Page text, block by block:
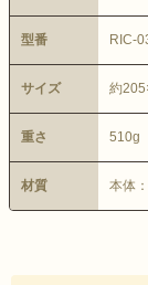
型番 RIC-
サイズ 約
重さ 510g
材質 本体